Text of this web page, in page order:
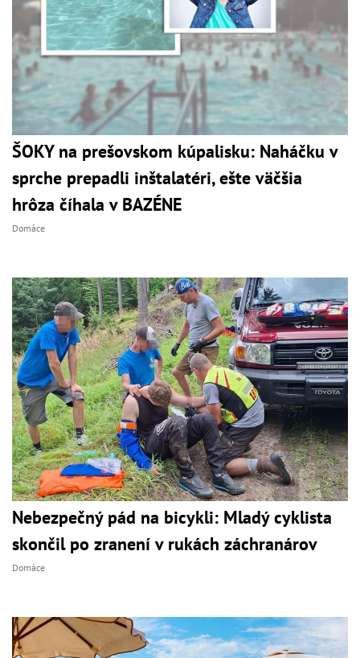
ŠOKY na prešovskom kúpalisku: Naháčku v
sprche prepadli inštalatéri, ešte väčšia
hrôza číhala v BAZÉNE
Domáce
Nebezpečný pád na bicykli: Mladý cyklista
skončil po zranení v rukách záchranárov
Domáce